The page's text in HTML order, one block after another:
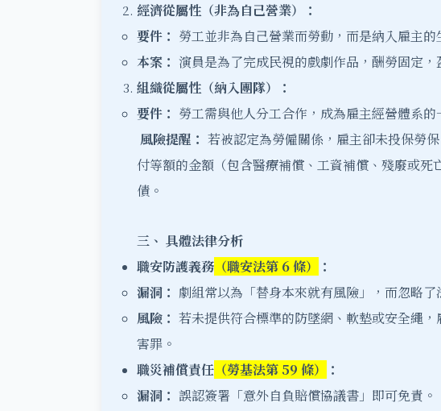
經濟從屬性（非為自己營業）：
要件： 勞工並非為自己營業而勞動，而是納入雇主
本案： 演員是為了完成民視的戲劇作品，酬勞固定，
組織從屬性（納入團隊）：
要件： 勞工需與他人分工合作，成為雇主經營體系的
風險提醒： 若被認定為勞僱關係，雇主卻未投保勞
付等額的金額（包含醫療補償、工資補償、殘廢或死
債。
三、 具體法律分析
職安防護義務 （職安法第 6條）
：
漏洞： 劇組常以為「替身本來就有風險」，而忽略了
風險： 若未提供符合標準的防墜網、軟墊或安全繩
害罪。
職災補償責任 （勞基法第 59 條）
：
漏洞： 誤認簽署「意外自負賠償協議書」即可免責。